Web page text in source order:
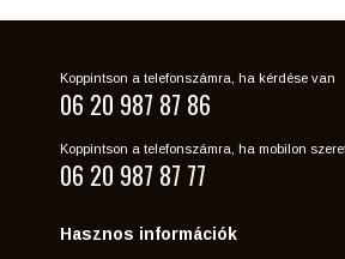
Koppintson a telefonszámra, ha kérdése van
06 20 987 87 86
Koppintson a telefonszámra, ha mobilon
06 20 987 87 77
Hasznos információk